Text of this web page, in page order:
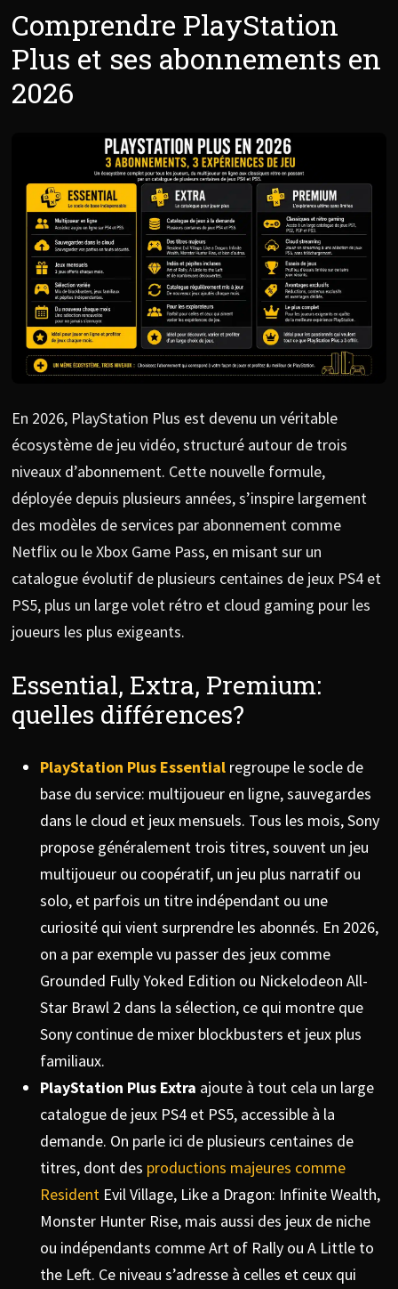
Comprendre PlayStation
Plus et ses abonnements en
2026
En 2026, PlayStation Plus est devenu un véritable
écosystème de jeu vidéo, structuré autour de trois
niveaux d’abonnement. Cette nouvelle formule,
déployée depuis plusieurs années, s’inspire largement
des modèles de services par abonnement comme
Netflix ou le Xbox Game Pass, en misant sur un
catalogue évolutif de plusieurs centaines de jeux PS4 et
PS5, plus un large volet rétro et cloud gaming pour les
joueurs les plus exigeants.
Essential, Extra, Premium:
quelles différences?
PlayStation Plus Essentialregroupe le socle de
base du service: multijoueur en ligne, sauvegardes
dans le cloud et jeux mensuels. Tous les mois, Sony
propose généralement trois titres, souvent un jeu
multijoueur ou coopératif, un jeu plus narratif ou
solo, et parfois un titre indépendant ou une
curiosité qui vient surprendre les abonnés. En 2026,
on a par exemple vu passer des jeux comme
Grounded Fully Yoked Edition ou Nickelodeon All-
Star Brawl 2 dans la sélection, ce qui montre que
Sony continue de mixer blockbusters et jeux plus
familiaux.
PlayStation Plus Extra ajoute à tout cela un large
catalogue de jeux PS4 et PS5, accessible à la
demande. On parle ici de plusieurs centaines de
titres, dont des productions majeures comme
ResidentEvil Village, Like a Dragon: Infinite Wealth,
Monster Hunter Rise, mais aussi des jeux de niche
ou indépendants comme Art of Rally ou A Little to
the Left. Ce niveau s’adresse à celles et ceux qui